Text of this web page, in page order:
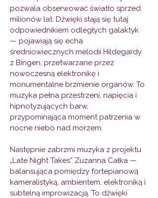
pozwala obserwować światło sprzed
milionów lat. Dźwięki stają się tutaj
odpowiednikiem odległych galaktyk
— pojawiają się echa
średniowiecznych melodii Hildegardy
z Bingen, przetwarzane przez
nowoczesną elektronikę i
monumentalne brzmienie organów. To
muzyka pełna przestrzeni, napięcia i
hipnotyzujących barw,
przypominająca moment patrzenia w
nocne niebo nad morzem.
Następnie zabrzmi muzyka z projektu
„Late Night Takes” Zuzanna Całka —
balansująca pomiędzy fortepianową
kameralistyką, ambientem, elektroniką i
subtelną improwizacją. To dźwięki